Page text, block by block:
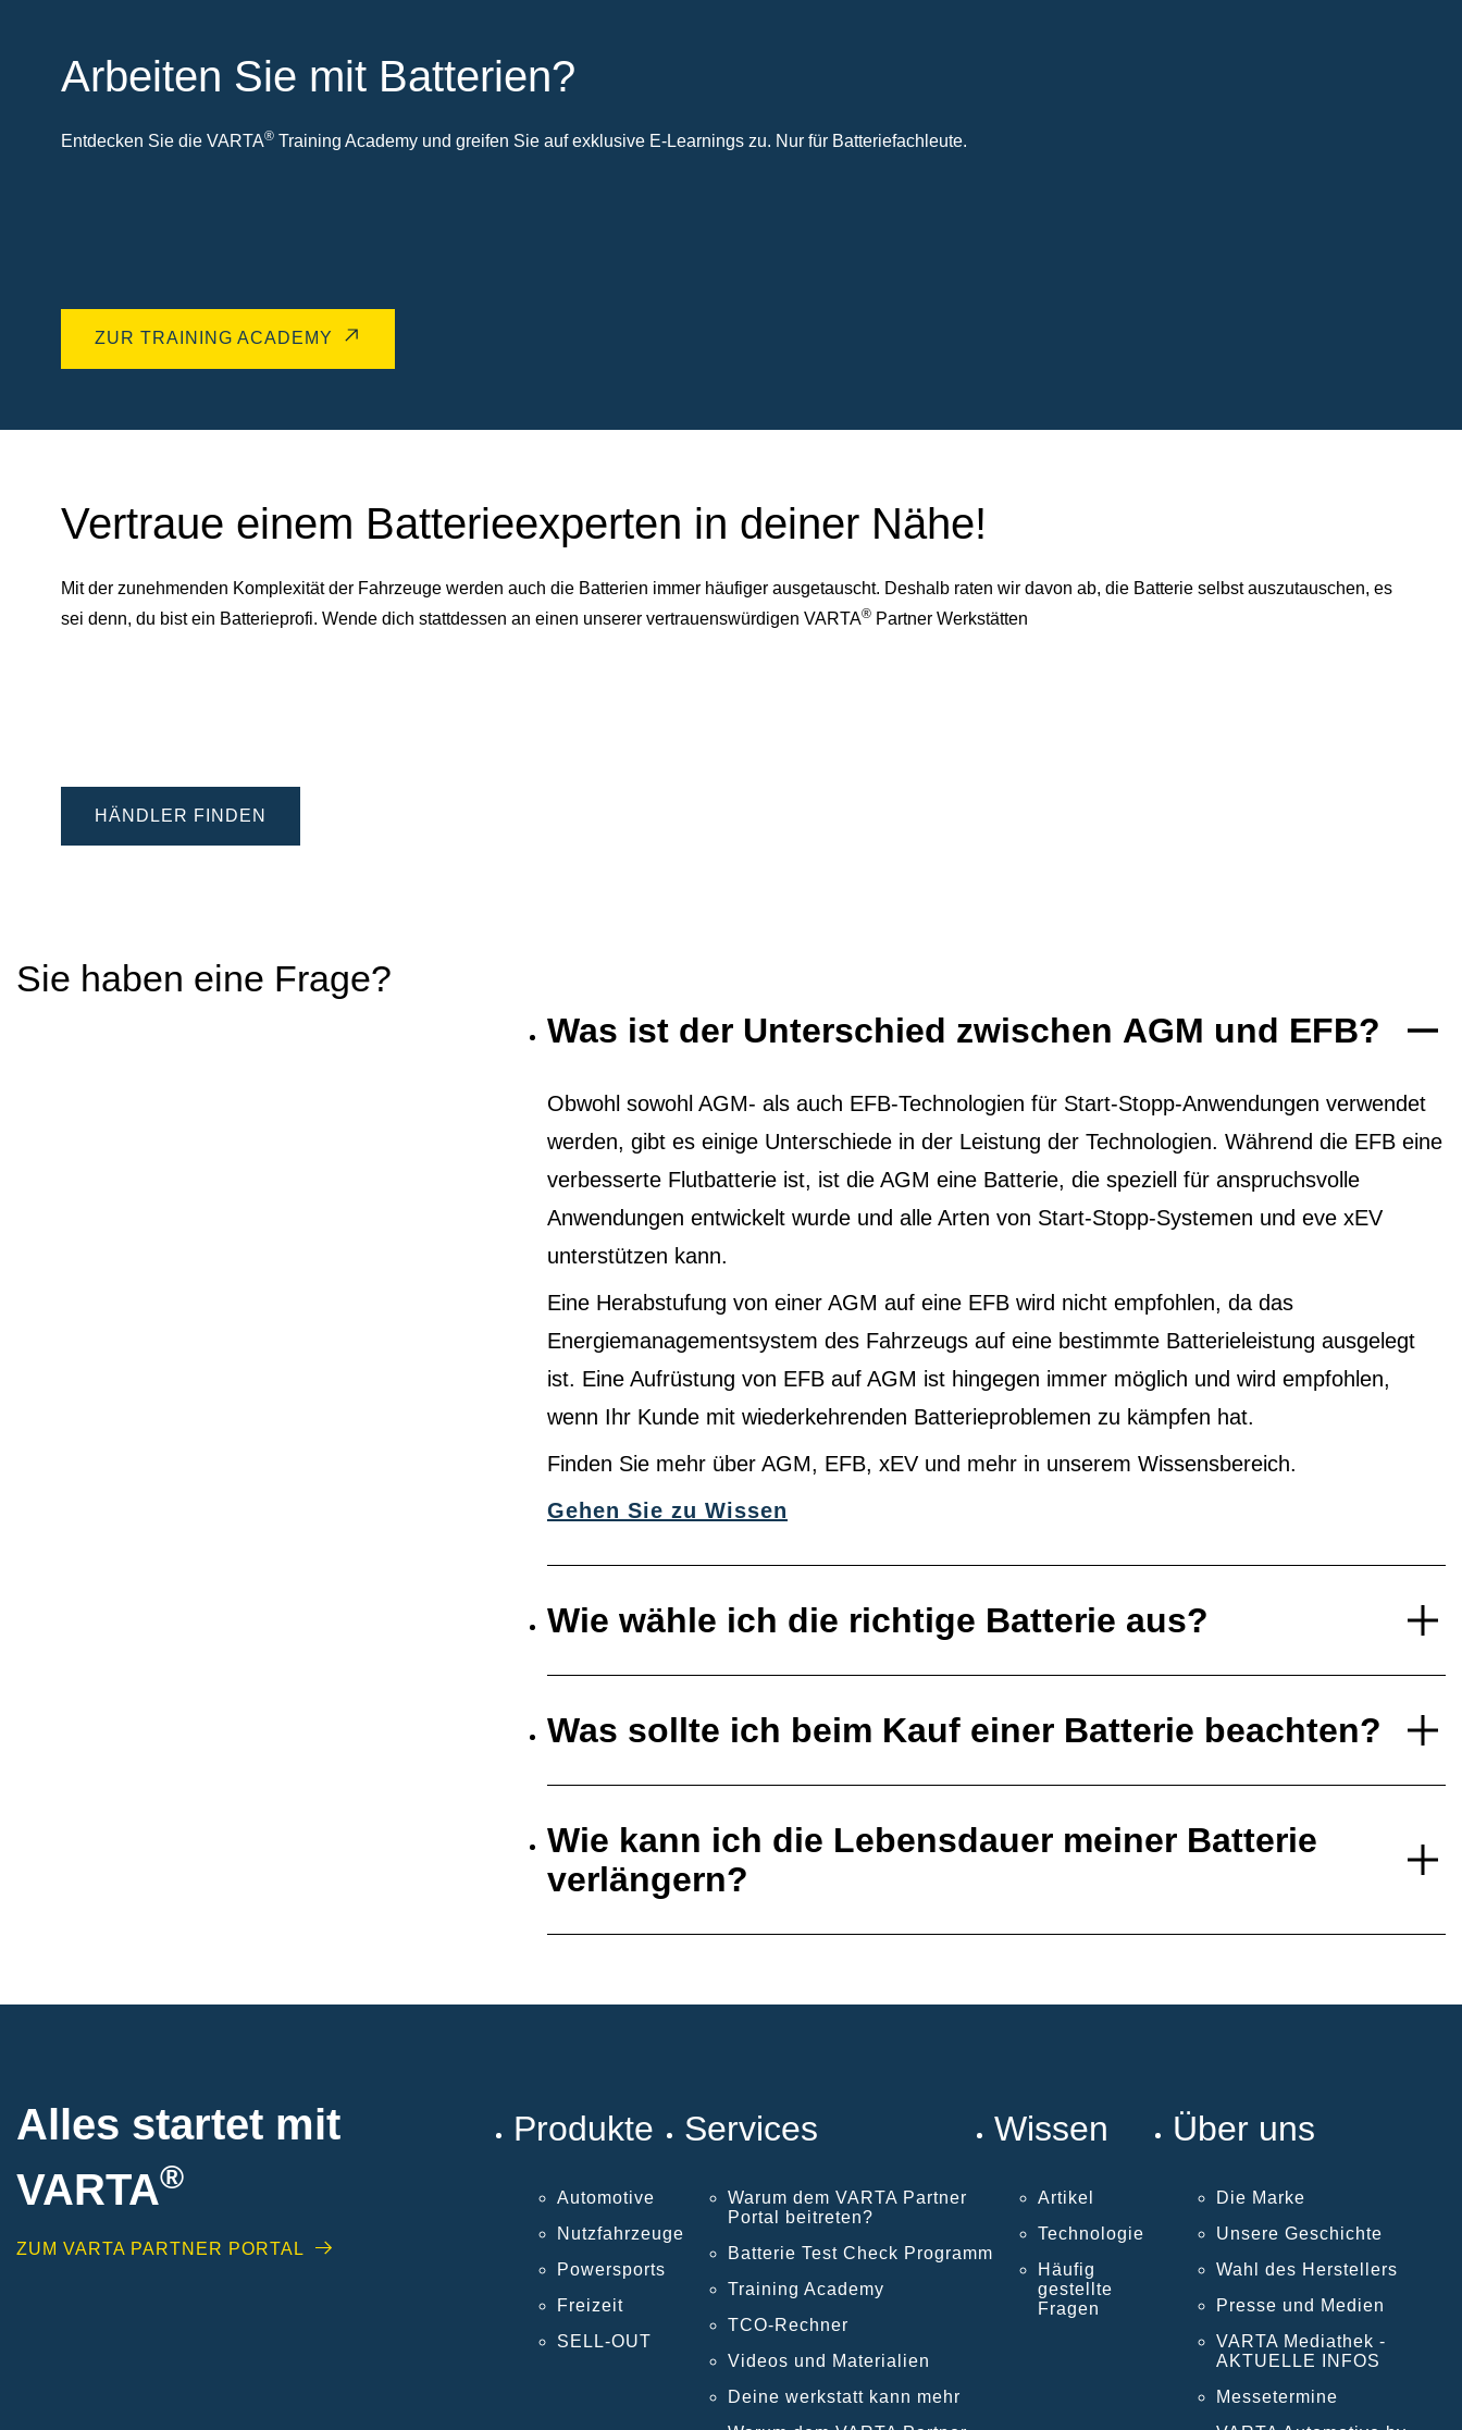
Arbeiten Sie mit Batterien?
Entdecken Sie die VARTA® Training Academy und greifen Sie auf exklusive E-Learnings zu. Nur für Batteriefachleute.
ZUR TRAINING ACADEMY
Vertraue einem Batterieexperten in deiner Nähe!
Mit der zunehmenden Komplexität der Fahrzeuge werden auch die Batterien immer häufiger ausgetauscht. Deshalb raten wir davon ab, die Batterie selbst auszutauschen, es
sei denn, du bist ein Batterieprofi. Wende dich stattdessen an einen unserer vertrauenswürdigen VARTA® Partner Werkstätten
HÄNDLER FINDEN
Sie haben eine Frage?
Was ist der Unterschied zwischen AGM und EFB?
Obwohl sowohl AGM- als auch EFB-Technologien für Start-Stopp-Anwendungen verwendet
werden, gibt es einige Unterschiede in der Leistung der Technologien. Während die EFB eine
verbesserte Flutbatterie ist, ist die AGM eine Batterie, die speziell für anspruchsvolle
Anwendungen entwickelt wurde und alle Arten von Start-Stopp-Systemen und eve xEV
unterstützen kann.
Eine Herabstufung von einer AGM auf eine EFB wird nicht empfohlen, da das
Energiemanagementsystem des Fahrzeugs auf eine bestimmte Batterieleistung ausgelegt
ist. Eine Aufrüstung von EFB auf AGM ist hingegen immer möglich und wird empfohlen,
wenn Ihr Kunde mit wiederkehrenden Batterieproblemen zu kämpfen hat.
Finden Sie mehr über AGM, EFB, xEV und mehr in unserem Wissensbereich.
Gehen Sie zu Wissen
Wie wähle ich die richtige Batterie aus?
Was sollte ich beim Kauf einer Batterie beachten?
Wie kann ich die Lebensdauer meiner Batterie
verlängern?
Alles startet mit
VARTA®
ZUM VARTA PARTNER PORTAL
Produkte
Automotive
Nutzfahrzeuge
Powersports
Freizeit
SELL-OUT
Services
Warum dem VARTA Partner
Portal beitreten?
Batterie Test Check Programm
Training Academy
TCO-Rechner
Videos und Materialien
Deine werkstatt kann mehr
Wissen
Artikel
Technologie
Häufig
gestellte
Fragen
Über uns
Die Marke
Unsere Geschichte
Wahl des Herstellers
Presse und Medien
VARTA Mediathek -
AKTUELLE INFOS
Messetermine